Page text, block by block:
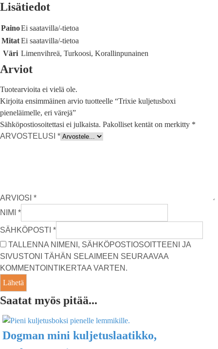
Lisätiedot
PainoEi saatavilla/-tietoa
MitatEi saatavilla/-tietoa
Väri Limenvihreä, Turkoosi, Korallinpunainen
Arviot
Tuotearvioita ei vielä ole.
Kirjoita ensimmäinen arvio tuotteelle “Trixie kuljetusboxi
pieneläimelle, eri värejä”
Sähköpostiosoitettasi ei julkaista. Pakolliset kentät on merkitty *
ARVOSTELUSI *
ARVIOSI *
NIMI *
SÄHKÖPOSTI *
TALLENNA NIMENI, SÄHKÖPOSTIOSOITTEENI JA
SIVUSTONI TÄHÄN SELAIMEEN SEURAAVAA
KOMMENTOINTIKERTAA VARTEN.
Saatat myös pitää...
Dogman mini kuljetuslaatikko,